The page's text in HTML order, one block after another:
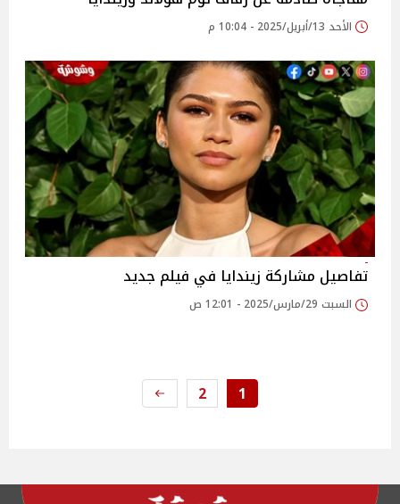
الأحد 13/أبريل/2025 - 10:04 م
تفاصيل مشاركة زيندايا في فيلم جديد
السبت 29/مارس/2025 - 12:01 ص
1
2